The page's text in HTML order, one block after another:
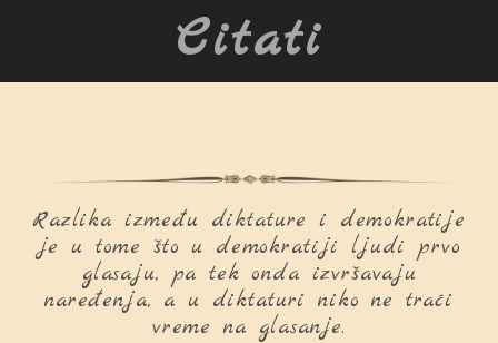
Citati
Razlika između diktature i demokratije
je u tome što u demokratiji ljudi prvo
glasaju, pa tek onda izvršavaju
naređenja, a u diktaturi niko ne traći
vreme na glasanje.